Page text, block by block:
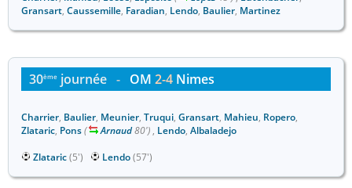
Gransart, Caussemille, Faradian, Lendo, Baulier, Martinez
30ème journée - OM 2-4 Nimes
Charrier, Baulier, Meunier, Truqui, Gransart, Mahieu, Ropero,
Zlataric, Pons( Arnaud80') , Lendo, Albaladejo
Zlataric(5') Lendo(57')